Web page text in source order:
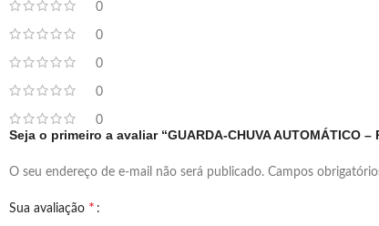
0
0
0
0
0
Seja o primeiro a avaliar “GUARDA-CHUVA AUTOMÁTICO –
O seu endereço de e-mail não será publicado. Campos
Sua avaliação *